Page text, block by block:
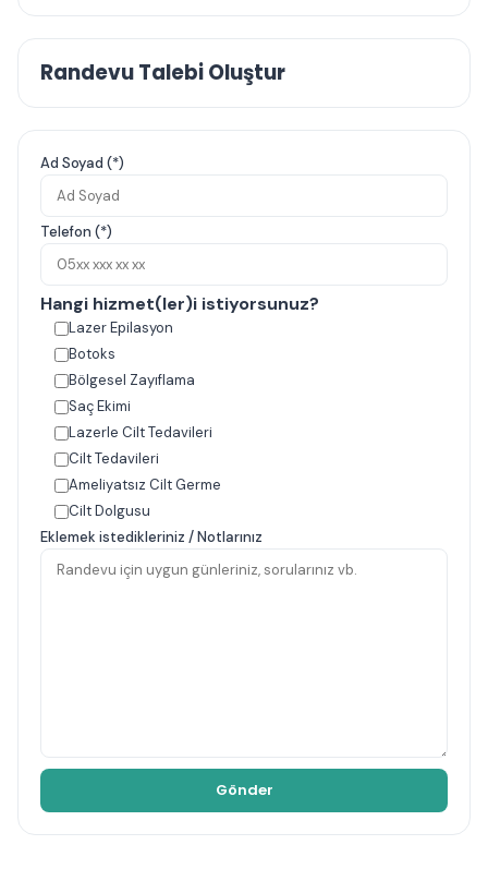
Randevu Talebi Oluştur
Ad Soyad (*)
Telefon (*)
Hangi hizmet(ler)i istiyorsunuz?
Lazer Epilasyon
Botoks
Bölgesel Zayıflama
Saç Ekimi
Lazerle Cilt Tedavileri
Cilt Tedavileri
Ameliyatsız Cilt Germe
Cilt Dolgusu
Eklemek istedikleriniz / Notlarınız